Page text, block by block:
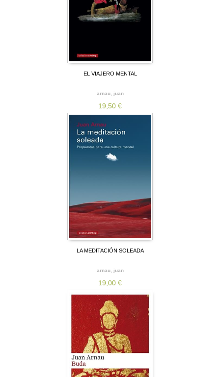
EL VIAJERO MENTAL
arnau, juan
19,50 €
LA MEDITACIÓN SOLEADA
arnau, juan
19,00 €